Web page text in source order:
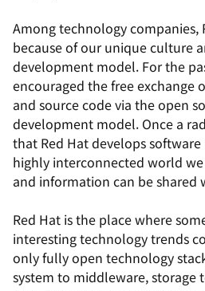
Among technology companies,
because of our unique culture
development model. For the
encouraged the free exchange
and source code via the open
development model. Once a
that Red Hat develops
highly interconnected world
and information can be shared
Red Hat is the place where
interesting technology trends
only fully open technology
system to middleware, storage